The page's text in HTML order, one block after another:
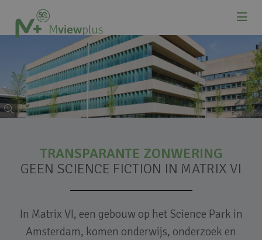
TRANSPARANTE ZONWERING
GEEN SCIENCE FICTION IN MATRIX VI
In Matrix VI, een gebouw op het Science Park in
Amsterdam, komen onderwijs, onderzoek en